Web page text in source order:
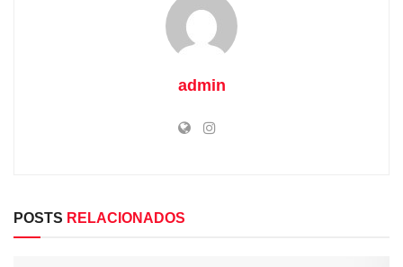
admin
POSTS RELACIONADOS